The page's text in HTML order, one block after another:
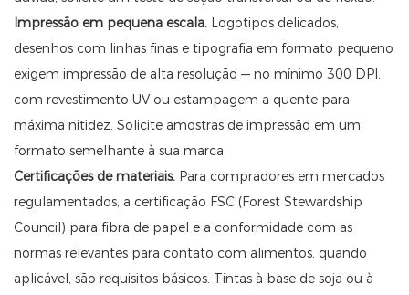
Impressão em pequena escala. Logotipos delicados,
desenhos com linhas finas e tipografia em formato pequeno
exigem impressão de alta resolução — no mínimo 300 DPI,
com revestimento UV ou estampagem a quente para
máxima nitidez. Solicite amostras de impressão em um
formato semelhante à sua marca.
Certificações de materiais. Para compradores em mercados
regulamentados, a certificação FSC (Forest Stewardship
Council) para fibra de papel e a conformidade com as
normas relevantes para contato com alimentos, quando
aplicável, são requisitos básicos. Tintas à base de soja ou à